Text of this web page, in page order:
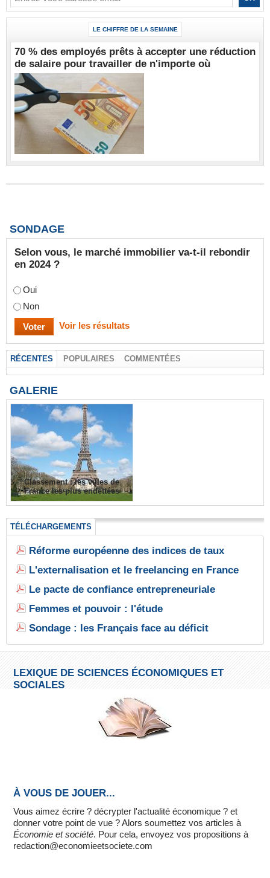
LE CHIFFRE DE LA SEMAINE
70 % des employés prêts à accepter une réduction
de salaire pour travailler de n'importe où
SONDAGE
Selon vous, le marché immobilier va-t-il rebondir
en 2024 ?
Oui
Non
Voir les résultats
RÉCENTES POPULAIRES COMMENTÉES
GALERIE
Classement : les villes de
France les plus endettées
TÉLÉCHARGEMENTS
Réforme européenne des indices de taux
L'externalisation et le freelancing en France
Le pacte de confiance entrepreneuriale
Femmes et pouvoir : l'étude
Sondage : les Français face au déficit
LEXIQUE DE SCIENCES ÉCONOMIQUES ET
SOCIALES
À VOUS DE JOUER...
Vous aimez écrire ? décrypter l'actualité économique ? et
donner votre point de vue ? Alors soumettez vos articles à
Économie et société. Pour cela, envoyez vos propositions à
redaction@economieetsociete.com